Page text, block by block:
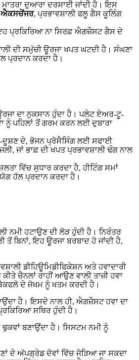
ਦੁਆਰਾ ਦਰਸਾਈ ਜਾਂਦੀ ਹੈ। ਇਸ
ਐਕਸਚੇਂਜਰ, ਪ੍ਰਭਾਵਸ਼ਾਲੀ ਫਲੂ ਗੈਸ ਕੂਲਿੰਗ
ਇਹ ਪ੍ਰਕਿਰਿਆ ਨਾ ਸਿਰਫ਼ ਐਗਜ਼ੌਸਟ ਗੈਸ ਦੇ
ਦੀ ਸਮੁੱਚੀ ਊਰਜਾ ਖਪਤ ਘਟਦੀ ਹੈ। ਸੰਘਣਾ
ਪ੍ਰਦਾਨ ਕਰਦਾ ਹੈ।
ਦਾ ਨੁਕਸਾਨ ਹੁੰਦਾ ਹੈ। ਪਲੇਟ ਏਅਰ-ਟੂ-
ਨੂੰ ਪਹਿਲਾਂ ਤੋਂ ਗਰਮ ਕਰਨ ਲਈ ਦੁਬਾਰਾ
ਦੂਸ਼ਣ ਦੇ, ਭੋਜਨ ਪ੍ਰੋਸੈਸਿੰਗ ਲਈ ਸਫਾਈ
ਜਾਂ ਭਾਫ਼ ਦੀ ਖਪਤ ਪ੍ਰਭਾਵਸ਼ਾਲੀ ਢੰਗ ਨਾਲ
ਵਿੱਚ ਸੁਧਾਰ ਕਰਦਾ ਹੈ, ਹੀਟਿੰਗ ਸਮਾਂ
ਹੱਲ ਪ੍ਰਦਾਨ ਕਰਦਾ ਹੈ।
ਨਮੀ ਹਟਾਉਣ ਦੀ ਲੋੜ ਹੁੰਦੀ ਹੈ। ਨਿਰੰਤਰ
ਤੋਂ ਬਿਨਾਂ, ਇਹ ਊਰਜਾ ਬਰਬਾਦ ਹੋ ਜਾਂਦੀ ਹੈ,
ਡੀਹਿਊਮਿਡੀਫਿਕੇਸ਼ਨ ਅਤੇ ਹਵਾਦਾਰੀ
ਚੈਨਲਾਂ ਰਾਹੀਂ ਆਉਣ ਵਾਲੀ ਤਾਜ਼ੀ ਹਵਾ
ਦੇ ਜੋਖਮ ਨੂੰ ਖਤਮ ਕਰਦੀ ਹੈ।
ਹੈ। ਇਸਦੇ ਨਾਲ ਹੀ, ਐਗਜ਼ੌਸਟ ਹਵਾ ਦਾ
ਸਥਿਰ ਹੁੰਦੀ ਹੈ।
ਬਣਾਉਂਦਾ ਹੈ। ਸਿਸਟਮ ਨਮੀ ਨੂੰ
ਦੇ ਅੱਪਗ੍ਰੇਡ ਦੋਵਾਂ ਵਿੱਚ ਜੋੜਿਆ ਜਾ ਸਕਦਾ